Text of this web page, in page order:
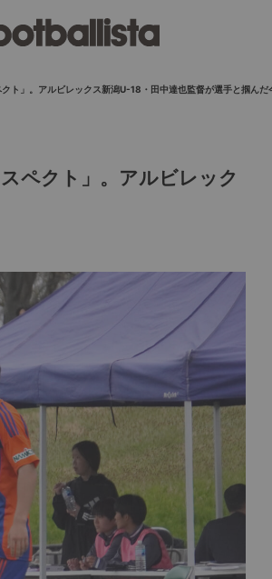
ト」。アルビレックス新潟U-18・田中達也監督が選手と掴んだ
ペクト」。アルビレック